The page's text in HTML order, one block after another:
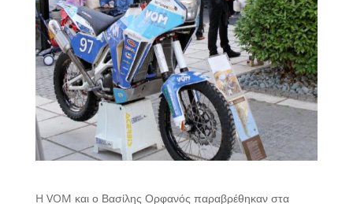
H VOM και ο Βασίλης Ορφανός παραβρέθηκαν στα